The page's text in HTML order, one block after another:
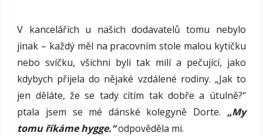
V kancelářích u našich dodavatelů tomu nebylo
jinak – každý měl na pracovním stole malou kytičku
nebo svíčku, všichni byli tak milí a pečující, jako
kdybych přijela do nějaké vzdálené rodiny. „Jak to
jen děláte, že se tady cítím tak dobře a útulně?“
ptala jsem se mé dánské kolegyně Dorte. „My
tomu říkáme hygge.“odpověděla mi.